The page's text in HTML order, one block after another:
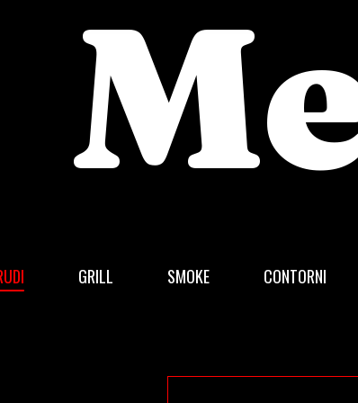
GRILL SMOKE CONTORNI